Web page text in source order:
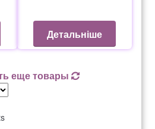
Детальніше
еще товары